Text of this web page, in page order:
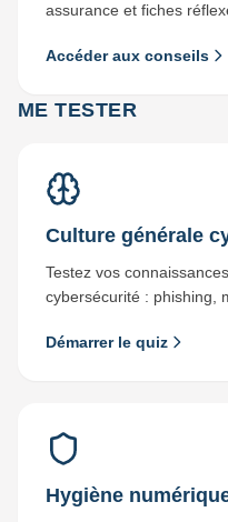
assurance et fiches
Accéder aux conseils
ME TESTER
Culture générale
Testez vos
cybersécurité : phishing,
Démarrer le quiz
Hygiène